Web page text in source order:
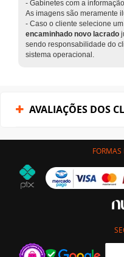
- Gabinetes com a informação
As imagens são meramente
- Caso o cliente selecione
encaminhado novo lacrado
sendo responsabilidade do
sistema operacional.
AVALIAÇÕES DOS